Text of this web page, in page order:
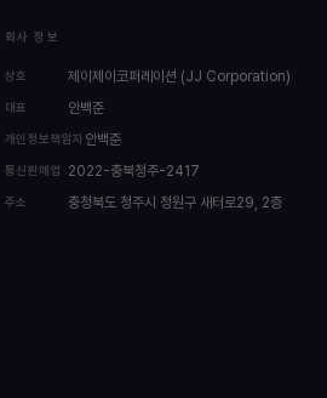
회사 정보
상호 제이제이코퍼레이션 (JJ Corporation)
대표 안백준
개인정보책임자 안백준
통신판매업 2022-충북청주-2417
주소 충청북도 청주시 청원구 새터로29, 2층